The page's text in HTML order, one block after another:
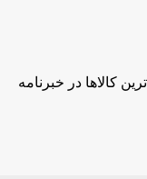
کالاها در خبرنامه